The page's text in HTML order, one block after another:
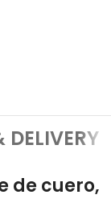
DELIVERY
de cuero,